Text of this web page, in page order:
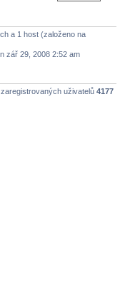
a 1 host (založeno na
zář 29, 2008 2:52 am
zaregistrovaných uživatelů 4177